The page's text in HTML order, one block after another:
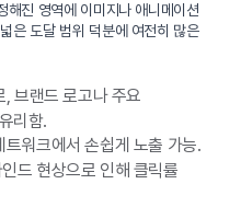
해진 영역에 이미지나 애니메이션
은 도달 범위 덕분에 여전히 많은
브랜드 로고나 주요
리함.
워크에서 손쉽게 노출 가능.
드 현상으로 인해 클릭률